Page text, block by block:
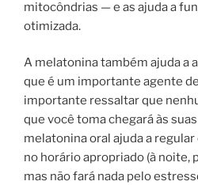
mitocôndrias — e as ajuda a
otimizada.
A melatonina também ajuda a
que é um importante agente
importante ressaltar que
que você toma chegará às
melatonina oral ajuda a
no horário apropriado (à noite,
mas não fará nada pelo